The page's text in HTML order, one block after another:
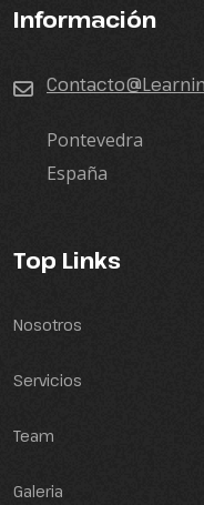
Información
Pontevedra
España
Top Links
Nosotros
Servicios
Team
Galeria